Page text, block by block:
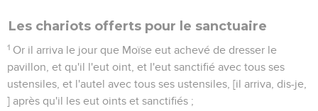
Les chariots offerts pour le sanctuaire
1 Or il arriva le jour que Moïse eut achevé de dresser le
pavillon, et qu'il l'eut oint, et l'eut sanctifié avec tous ses
ustensiles, et l'autel avec tous ses ustensiles, [il arriva, dis-je,
] après qu'il les eut oints et sanctifiés ;